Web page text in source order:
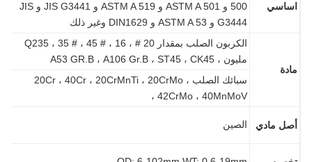
500 و ASTM A 501 و ASTM A 519 و JIS G3441 و JIS
G3444 و ASTM A 53 و DIN1629 وغير ذلك
الكربون الصلب بمقدار 20 # ، Q235 ، 35 # ، 45 # ، 16
مليون ، A53 GR.B ، A106 Gr.B ، ST45 ، CK45
سبائك الصلب 20Cr ، 40Cr ، 20CrMnTi ، 20CrMo ،
42CrMo ، 40MnMoV ،
مادي الصين